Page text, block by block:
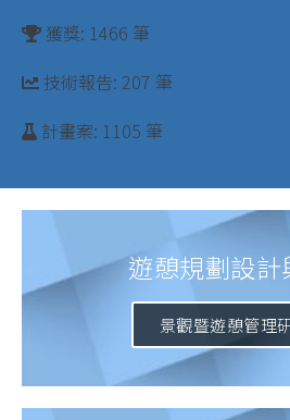
獲獎: 1466 筆
技術報告: 207 筆
計畫案: 1105 筆
遊憩規劃設計
景觀暨遊憩管理